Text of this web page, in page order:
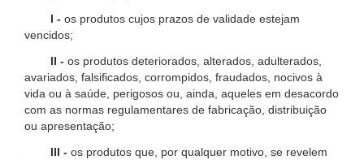
I - os produtos cujos prazos de validade estejam
vencidos;
II - os produtos deteriorados, alterados, adulterados,
avariados, falsificados, corrompidos, fraudados, nocivos à
vida ou à saúde, perigosos ou, ainda, aqueles em desacordo
com as normas regulamentares de fabricação, distribuição
ou apresentação;
III - os produtos que, por qualquer motivo, se revelem